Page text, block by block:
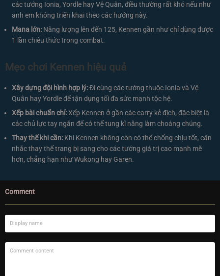
các tướng Ionia, Yordle hay Vệ Quân, điều thường rất khó nếu như
anh em không triển khai theo các hướng này.
Mana lớn: Năng lượng lên đến 125, Kennen gần như chỉ dùng được
1 lần chiêu thức trong combat.
Mẹo chơi Kennen hiệu quả
Xây dựng đội hình hợp lý:Đi cùng các tướng thuộc Ionia và Vệ
Quân hay Yordle để tận dụng tối đa sức mạnh tộc hệ.
Xếp bài chuẩn chỉ:Xếp Kennen ở gần các carry kẻ địch, đặc biệt là
các chủ lực tay ngắn để có thể tung kĩ năng làm choáng chúng.
Thay thế khi cần: Khi Kennen không còn có thể chống chịu tốt, cân
nhắc thay thế trang bị sang cho các tướng giá trị cao mạnh mẽ
hơn, chẳng hạn như Wukong hay Garen.
Comment